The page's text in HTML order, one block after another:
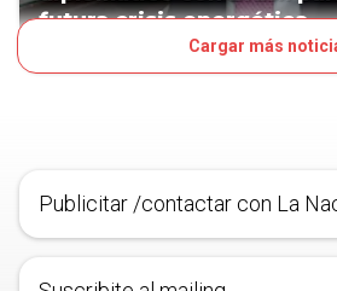
futura crisis energética
Cargar más
Publicitar /contactar con La